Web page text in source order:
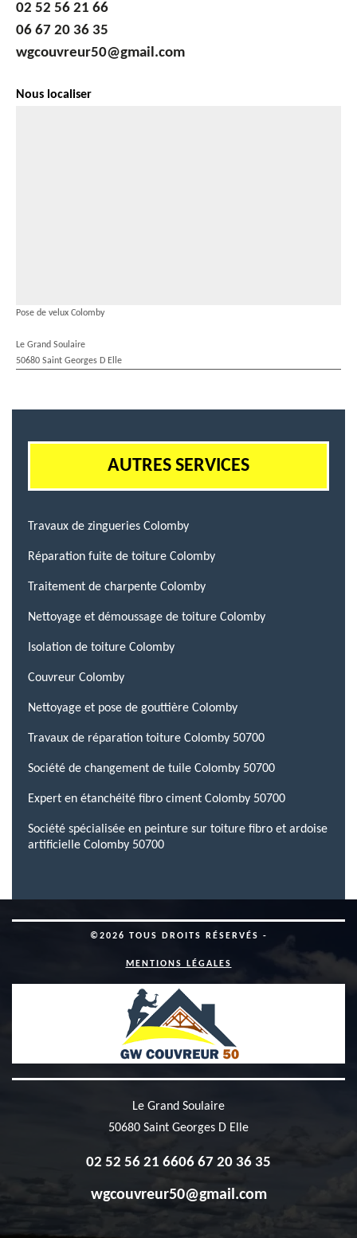
02 52 56 21 66
06 67 20 36 35
wgcouvreur50@gmail.com
Nous localiser
Pose de velux Colomby
Le Grand Soulaire
50680 Saint Georges D Elle
AUTRES SERVICES
Travaux de zingueries Colomby
Réparation fuite de toiture Colomby
Traitement de charpente Colomby
Nettoyage et démoussage de toiture Colomby
Isolation de toiture Colomby
Couvreur Colomby
Nettoyage et pose de gouttière Colomby
Travaux de réparation toiture Colomby 50700
Société de changement de tuile Colomby 50700
Expert en étanchéité fibro ciment Colomby 50700
Société spécialisée en peinture sur toiture fibro et ardoise
artificielle Colomby 50700
©2026 TOUS DROITS RÉSERVÉS -
MENTIONS LÉGALES
Le Grand Soulaire
50680 Saint Georges D Elle
02 52 56 21 6606 67 20 36 35
wgcouvreur50@gmail.com